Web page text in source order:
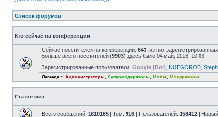
Список форумов
Кто сейчас на конференции
Сейчас посетителей на конференции: 643 , из них
Больше всего посетителей (9903) здесь было 04 май, 2016, 10:03
Зарегистрированные пользователи: Google [Bot] NiJEGOROD
Легенда :: Администраторы, Супермодераторы, Moder, Модераторы
Статистика
Всего сообщений: 1810165 | Тем: 916 | Пользователей: 158412 |